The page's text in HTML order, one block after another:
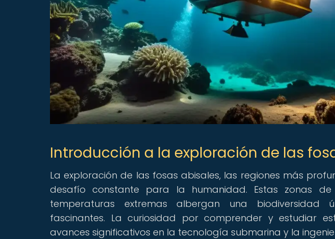
Introducción a la exploración de las
La exploración de las fosas abisales, las regiones más
desafío constante para la humanidad. Estas zonas
temperaturas extremas albergan una biodiversidad
fascinantes. La curiosidad por comprender y estudiar
avances significativos en la tecnología submarina y la